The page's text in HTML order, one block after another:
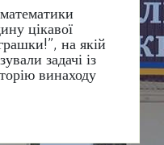
цікавої
на якій
задачі із
винаходу